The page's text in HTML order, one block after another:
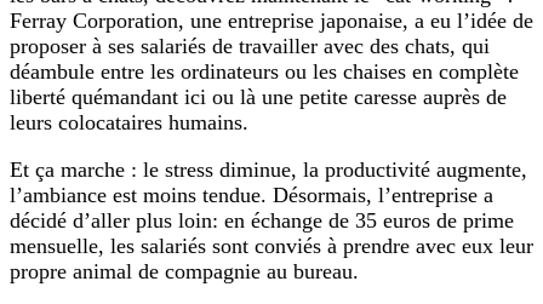
Ferray Corporation, une entreprise japonaise, a eu l’idée de
proposer à ses salariés de travailler avec des chats, qui
déambule entre les ordinateurs ou les chaises en complète
liberté quémandant ici ou là une petite caresse auprès de
leurs colocataires humains.
Et ça marche : le stress diminue, la productivité augmente,
l’ambiance est moins tendue. Désormais, l’entreprise a
décidé d’aller plus loin: en échange de 35 euros de prime
mensuelle, les salariés sont conviés à prendre avec eux leur
propre animal de compagnie au bureau.